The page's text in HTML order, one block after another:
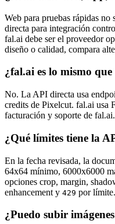
Web para pruebas rápidas
directa para integración
fal.ai debe ser el proveedor
diseño o calidad, compara
¿fal.ai es lo mismo
No. La API directa usa
credits de Pixelcut. fal.ai usa
facturación y soporte de fal.ai.
¿Qué límites tiene la
En la fecha revisada, la
64x64 mínimo, 6000x6000
opciones crop, margin,
enhancement y 429 por límite.
¿Puedo subir